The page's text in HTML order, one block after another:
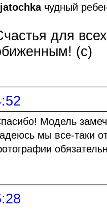
чудный
для
(c)
Модель
мы все-таки